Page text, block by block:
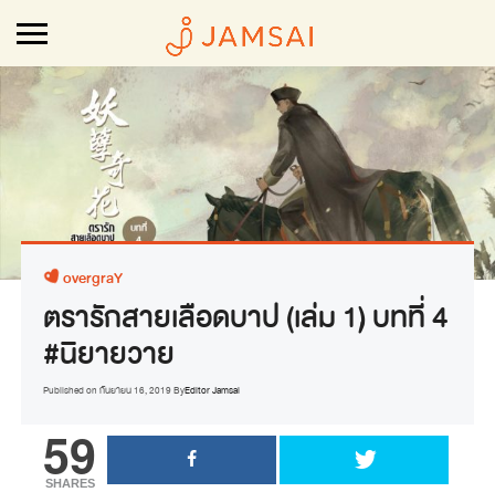
overgraY
ตรารักสายเลือดบาป (เล่ม 1) บทที่ 4
#นิยายวาย
Published on กันยายน 16, 2019ByEditor Jamsai
59
SHARES